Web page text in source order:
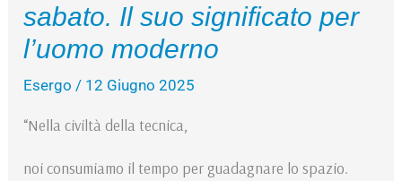
sabato. Il suo significato per
l’uomo moderno
Esergo / 12 Giugno 2025
“Nella civiltà della tecnica,
noi consumiamo il tempo per guadagnare lo spazio.